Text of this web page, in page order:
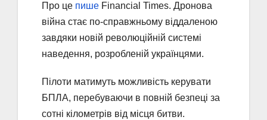
Про це пише Financial Times. Дронова
війна стає по-справжньому віддаленою
завдяки новій революційній системі
наведення, розробленій українцями.
Пілоти матимуть можливість керувати
БПЛА, перебуваючи в повній безпеці за
сотні кілометрів від місця битви.